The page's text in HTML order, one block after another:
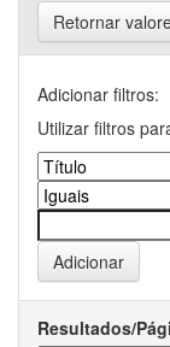
Retornar
Adicionar filtros:
Utilizar filtros
Resultados/